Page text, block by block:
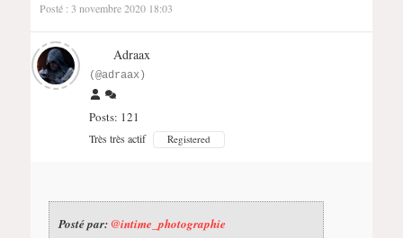
Posté : 3 novembre 2020 18:03
Adraax
(@adraax)
Posts: 121
Très très actif Registered
Posté par:@intime_photographie